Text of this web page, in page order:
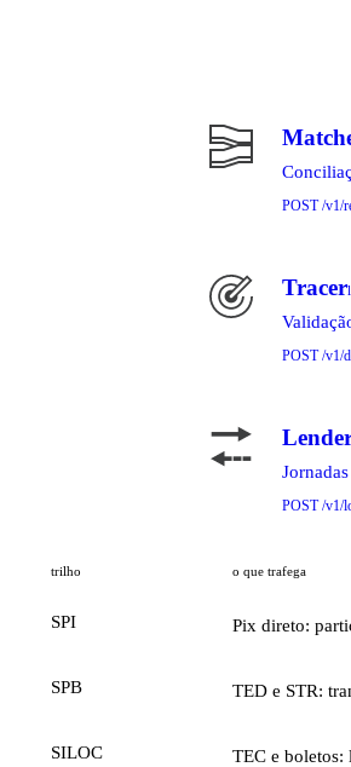
POST /v1/
Tracer
POST /v1/
POST /v1/
trilho o que trafega
SPI Pix direto:
SPB TED e STR:
SILOC TEC e boletos: